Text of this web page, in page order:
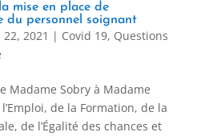
mise en place de
du personnel soignant
22, 2021 | Covid 19, Questions
Madame Sobry à Madame
de la Formation, de la
de l’Égalité des chances et